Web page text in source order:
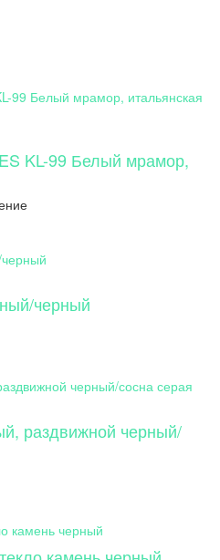
KL-99 Белый мрамор,
черный
раздвижной черный/